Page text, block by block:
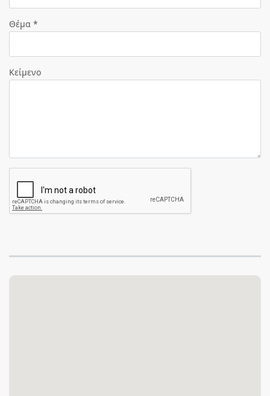
Θέμα *
Κείμενο